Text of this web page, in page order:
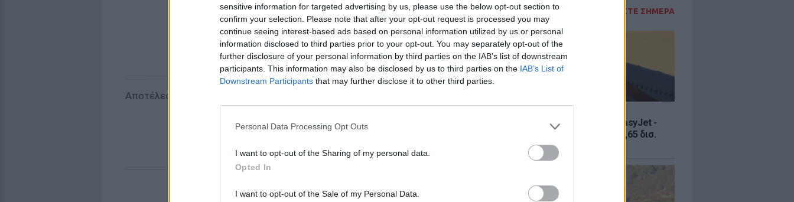
sensitive information for targeted advertising by us, please use the below opt-out section to
confirm your selection. Please note that after your opt-out request is processed you may
continue seeing interest-based ads based on personal information utilized by us or personal
information disclosed to third parties prior to your opt-out. You may separately opt-out of the
further disclosure of your personal information by third parties on the IAB’s list of downstream
participants. This information may also be disclosed by us to third parties on the IAB’s List of
Downstream Participants that may further disclose it to other third parties.
Personal Data Processing Opt Outs
I want to opt-out of the Sharing of my personal data.
Opted In
I want to opt-out of the Sale of my Personal Data.
ΔΙΑΒΑΣΤΕ ΣΗΜΕΡΑ
Συμφωνία εξαγοράς για την EasyJet -
Στην αμερικανική Appolo για 6,65 δισ.
Αποτέλεσμα; Παρασκευάζεται με αγάπη!